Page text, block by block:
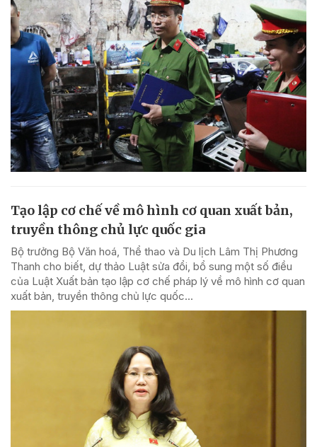
Tạo lập cơ chế về mô hình cơ quan xuất bản,
truyền thông chủ lực quốc gia
Bộ trưởng Bộ Văn hoá, Thể thao và Du lịch Lâm Thị Phương
Thanh cho biết, dự thảo Luật sửa đổi, bổ sung một số điều
của Luật Xuất bản tạo lập cơ chế pháp lý về mô hình cơ quan
xuất bản, truyền thông chủ lực quốc...